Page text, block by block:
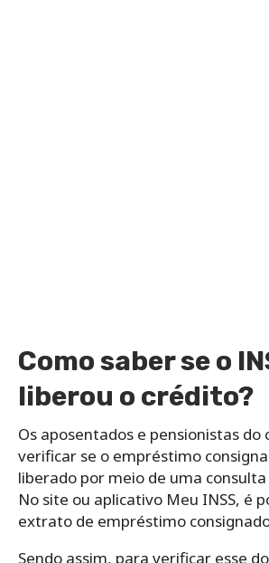
Como saber se o
liberou o crédito?
Os aposentados e pensionistas do
verificar se o empréstimo
liberado por meio de uma
No site ou aplicativo Meu INSS, é
extrato de empréstimo
Sendo assim, para verificar esse